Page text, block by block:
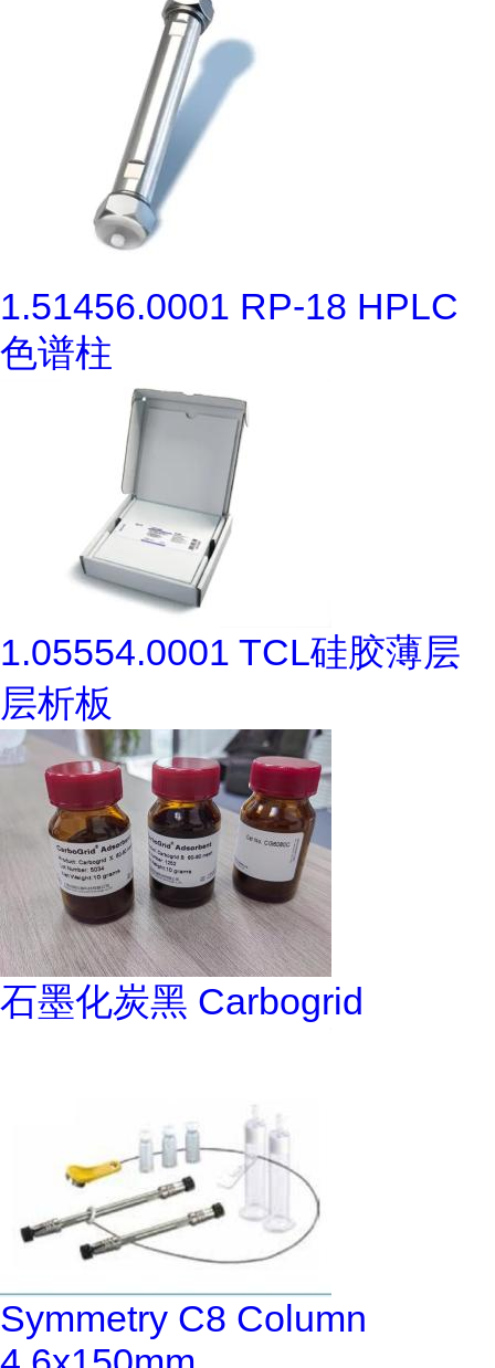
1.51456.0001 RP-18 HPLC
色谱柱
1.05554.0001 TCL硅胶薄层
层析板
石墨化炭黑 Carbogrid
Symmetry C8 Column